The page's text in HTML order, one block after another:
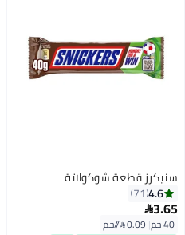
سنيكرز قطعة شوكولاتة
4.6
71
3.65
40 جم |